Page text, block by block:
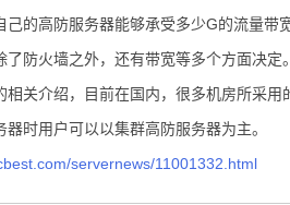
己的高防服务器能够承受多少G的流量
防火墙之外，还有带宽等多个方面决定。
相关介绍，目前在国内，很多机房所采
时用户可以以集群高防服务器为主。
servernews/11001332.html